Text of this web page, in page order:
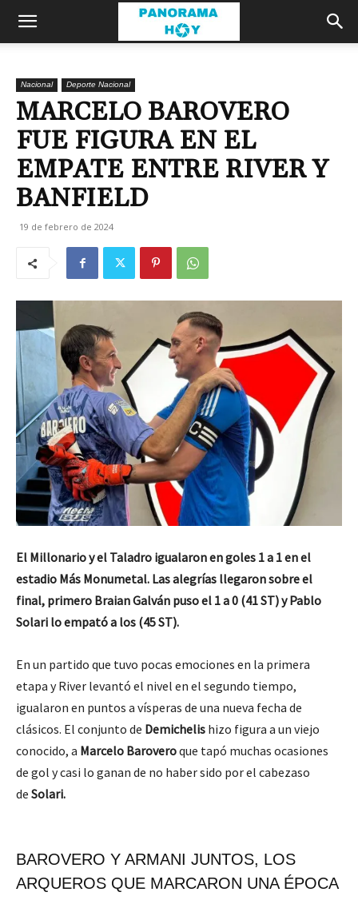
Nacional Deporte Nacional
MARCELO BAROVERO
FUE FIGURA EN EL
EMPATE ENTRE RIVER Y
BANFIELD
19 de febrero de 2024
El Millonario y el Taladro igualaron en goles 1 a 1 en el
estadio Más Monumetal. Las alegrías llegaron sobre el
final, primero Braian Galván puso el 1 a 0 (41 ST) y Pablo
Solari lo empató a los (45 ST).
En un partido que tuvo pocas emociones en la primera
etapa y River levantó el nivel en el segundo tiempo,
igualaron en puntos a vísperas de una nueva fecha de
clásicos. El conjunto de Demichelis hizo figura a un viejo
conocido, a Marcelo Baroveroque tapó muchas ocasiones
de gol y casi lo ganan de no haber sido por el cabezaso
de Solari.
BAROVERO Y ARMANI JUNTOS, LOS
ARQUEROS QUE MARCARON UNA ÉPOCA